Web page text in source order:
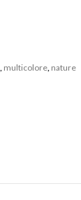
multicolore, nature